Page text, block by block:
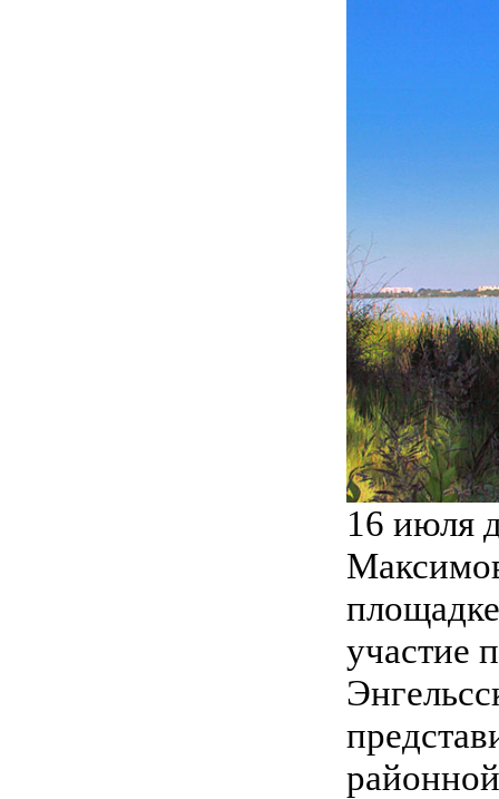
16 июля
участие